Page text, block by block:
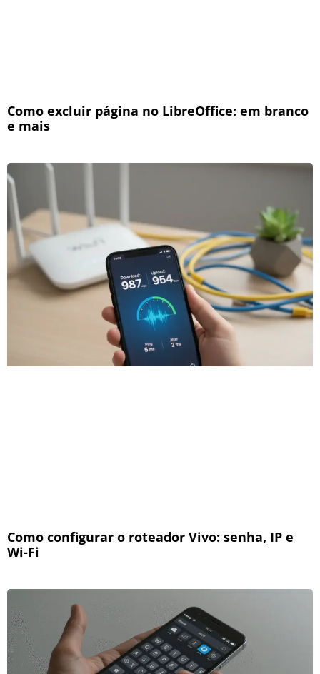
Como excluir página no LibreOffice: em branco
e mais
Como configurar o roteador Vivo: senha, IP e
Wi-Fi